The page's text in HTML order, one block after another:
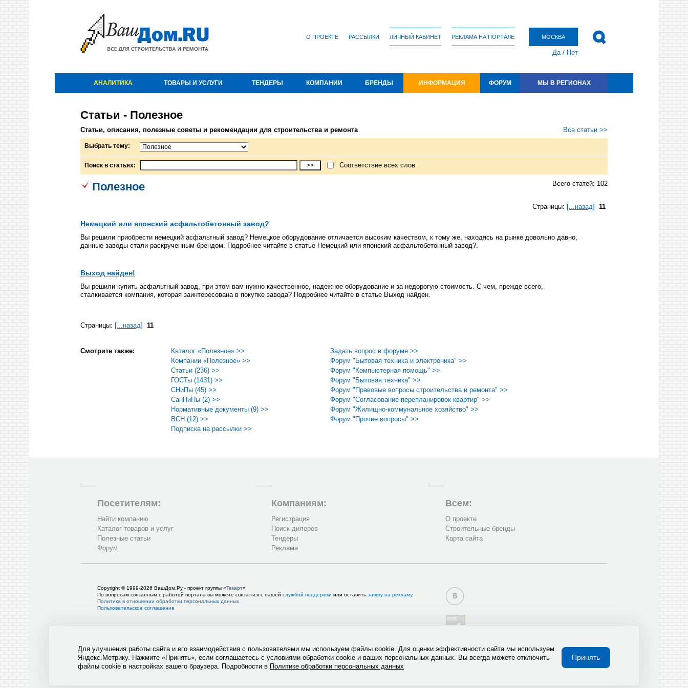
О ПРОЕКТЕ РАССЫЛКИ ЛИЧНЫЙ КАБИНЕТ РЕКЛАМА НА ПОРТАЛЕ МОСКВА
Да/ Нет
АНАЛИТИКА ТОВАРЫ И УСЛУГИ ТЕНДЕРЫ КОМПАНИИ БРЕНДЫ ИНФОРМАЦИЯ ФОРУМ МЫ В РЕГИОНАХ
Статьи - Полезное
Статьи, описания, полезные советы и рекомендации для строительства и ремонта Все статьи >>
Выбрать тему:
Поиск в статьях: Соответствие всех слов
Полезное Всего статей: 102
Страницы: [...назад] 11
Немецкий или японский асфальтобетонный завод?
Вы решили приобрести немецкий асфальтный завод? Немецкое оборудование отличается высоким качеством, к тому же, находясь на рынке довольно давно,
данные заводы стали раскрученным брендом. Подробнее читайте в статье Немецкий или японский асфальтобетонный завод?.
Выход найден!
Вы решили купить асфальтный завод, при этом вам нужно качественное, надежное оборудование и за недорогую стоимость. С чем, прежде всего,
сталкивается компания, которая заинтересована в покупке завода? Подробнее читайте в статье Выход найден.
Страницы: [...назад] 11
Смотрите также:
Каталог «Полезное» >>
Компании «Полезное» >>
Статьи (236) >>
ГОСТы (1431) >>
СНиПы (45) >>
СанПиНы (2) >>
Нормативные документы (9) >>
ВСН (12) >>
Подписка на рассылки >>
Задать вопрос в форуме >>
Форум "Бытовая техника и электроника" >>
Форум "Компьютерная помощь" >>
Форум "Бытовая техника" >>
Форум "Правовые вопросы строительства и ремонта" >>
Форум "Согласование перепланировок квартир" >>
Форум "Жилищно-коммунальное хозяйство" >>
Форум "Прочие вопросы" >>
Посетителям:
Найти компанию
Каталог товаров и услуг
Полезные статьи
Форум
Компаниям:
Регистрация
Поиск дилеров
Тендеры
Реклама
Всем:
О проекте
Строительные бренды
Карта сайта
Copyright © 1999-2026 ВашДом.Ру - проект группы «Текарт»
По вопросам связанным с работой портала вы можете связаться с нашей службой поддержки или оставить заявку на рекламу.
Политика в отношении обработки персональных данных
Пользовательское соглашение
Для улучшения работы сайта и его взаимодействия с пользователями мы используем файлы cookie. Для оценки эффективности сайта мы используем
Яндекс.Метрику. Нажмите «Принять», если соглашаетесь с условиями обработки cookie и ваших персональных данных. Вы всегда можете отключить
файлы cookie в настройках вашего браузера. Подробности в Политике обработки персональных данных
Принять